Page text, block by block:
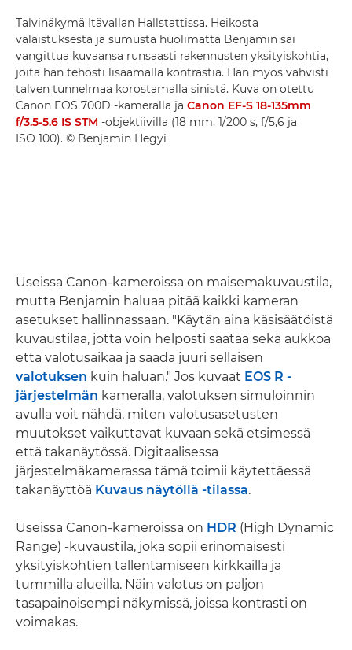
Talvinäkymä Itävallan Hallstattissa. Heikosta
valaistuksesta ja sumusta huolimatta Benjamin sai
vangittua kuvaansa runsaasti rakennusten yksityiskohtia,
joita hän tehosti lisäämällä kontrastia. Hän myös vahvisti
talven tunnelmaa korostamalla sinistä. Kuva on otettu
Canon EOS 700D -kameralla ja Canon EF-S 18-135mm
f/3.5-5.6 IS STM -objektiivilla (18 mm, 1/200 s, f/5,6 ja
ISO 100). © Benjamin Hegyi
Useissa Canon-kameroissa on maisemakuvaustila,
mutta Benjamin haluaa pitää kaikki kameran
asetukset hallinnassaan. "Käytän aina käsisäätöistä
kuvaustilaa, jotta voin helposti säätää sekä aukkoa
että valotusaikaa ja saada juuri sellaisen
valotuksen kuin haluan." Jos kuvaat EOS R -
järjestelmän kameralla, valotuksen simuloinnin
avulla voit nähdä, miten valotusasetusten
muutokset vaikuttavat kuvaan sekä etsimessä
että takanäytössä. Digitaalisessa
järjestelmäkamerassa tämä toimii käytettäessä
takanäyttöä Kuvaus näytöllä -tilassa.
Useissa Canon-kameroissa on HDR (High Dynamic
Range) -kuvaustila, joka sopii erinomaisesti
yksityiskohtien tallentamiseen kirkkailla ja
tummilla alueilla. Näin valotus on paljon
tasapainoisempi näkymissä, joissa kontrasti on
voimakas.